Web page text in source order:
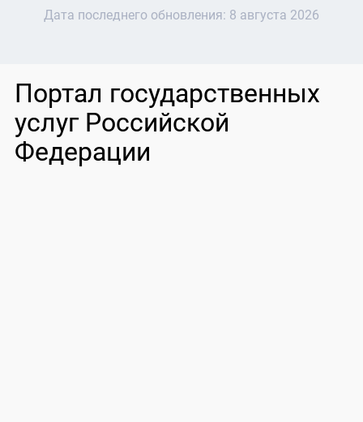
Дата последнего обновления: 8 августа 2026
Портал государственных
услуг Российской
Федерации